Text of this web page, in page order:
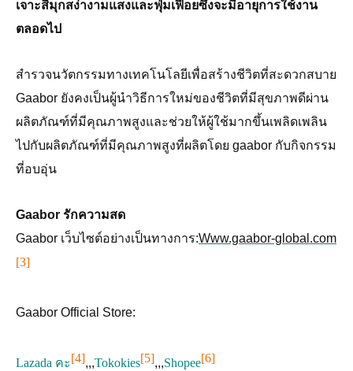
เจาะสีมุกสง่างามแสงและฟุ่มเฟือยซึ่งจะมีอายุการใช้งาน
ตลอดไป
สำรวจนวัตกรรมทางเทคโนโลยีเพื่อสร้างชีวิตที่สะดวกสบาย
Gaabor ยังคงเป็นผู้นำวิธีการใหม่ของชีวิตที่มีสุขภาพดีผ่าน
ผลิตภัณฑ์ที่มีคุณภาพสูงและช่วยให้ผู้ใช้มากขึ้นเพลิดเพลิน
ไปกับผลิตภัณฑ์ที่มีคุณภาพสูงที่ผลิตโดย gaabor กับกิจกรรม
ที่อบอุ่น
Gaabor รักความสด
Gaabor เว็บไซต์อย่างเป็นทางการ:Www.gaabor-global.com
[3]
Gaabor Official Store:
Lazada คะ[4],,,Tokokies[5],,,Shopee[6]